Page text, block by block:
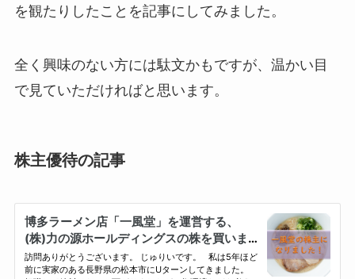
を観たりしたことを記事にしてみました。
全く興味のない方には駄文かもですが、温かい目
で見ていただければと思います。
株主優待の記事